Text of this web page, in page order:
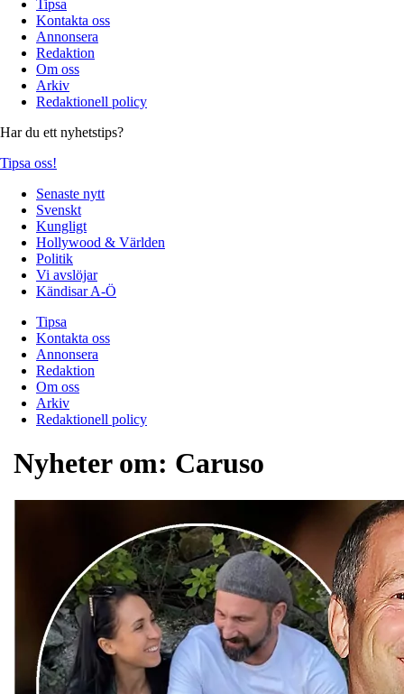
Tipsa
Kontakta oss
Annonsera
Redaktion
Om oss
Arkiv
Redaktionell policy
Har du ett nyhetstips?
Tipsa oss!
Senaste nytt
Svenskt
Kungligt
Hollywood & Världen
Politik
Vi avslöjar
Kändisar A-Ö
Tipsa
Kontakta oss
Annonsera
Redaktion
Om oss
Arkiv
Redaktionell policy
Nyheter om: Caruso